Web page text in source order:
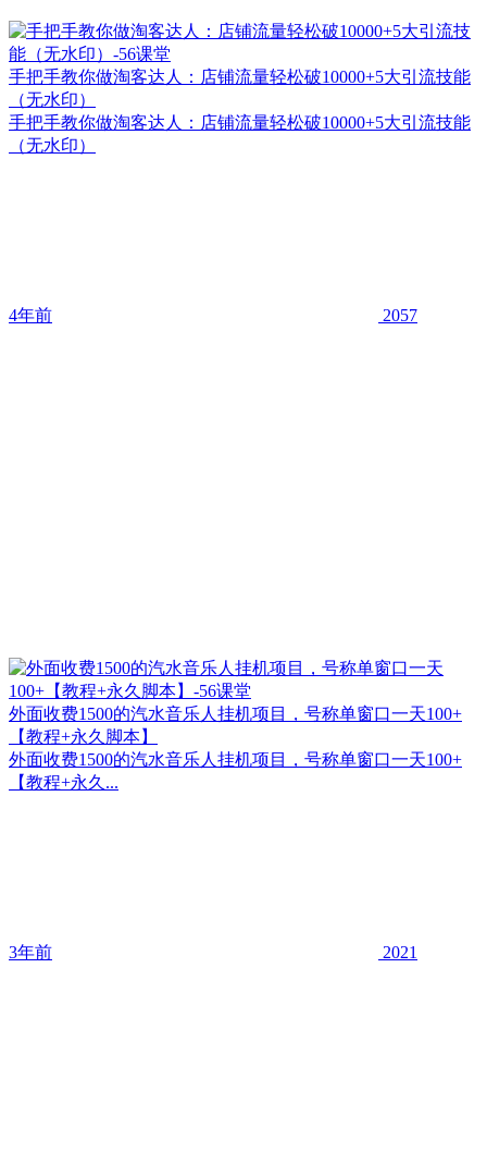
手把手教你做淘客达人：店铺流量轻松破10000+5大引流技能
（无水印）
手把手教你做淘客达人：店铺流量轻松破10000+5大引流技能
（无水印）
4年前 2057
外面收费1500的汽水音乐人挂机项目，号称单窗口一天100+
【教程+永久脚本】
外面收费1500的汽水音乐人挂机项目，号称单窗口一天100+
【教程+永久...
3年前 2021